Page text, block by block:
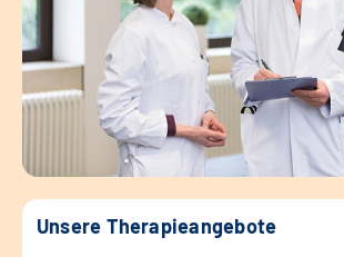
Unsere Therapieangebote